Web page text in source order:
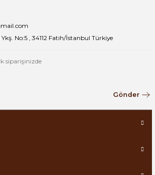
No:5 , 34112 Fatih/İstanbul Türkiye
siparişinizde
Gönder